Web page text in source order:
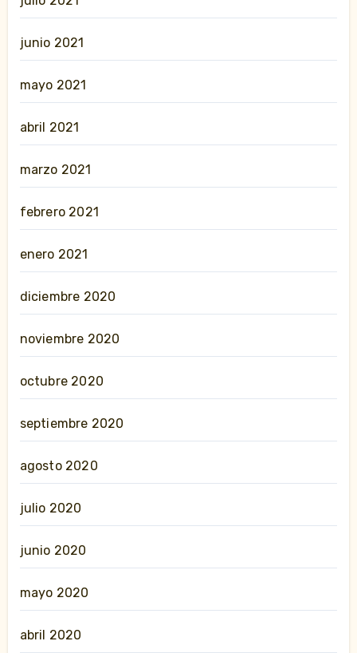
junio 2021
mayo 2021
abril 2021
marzo 2021
febrero 2021
enero 2021
diciembre 2020
noviembre 2020
octubre 2020
septiembre 2020
agosto 2020
julio 2020
junio 2020
mayo 2020
abril 2020